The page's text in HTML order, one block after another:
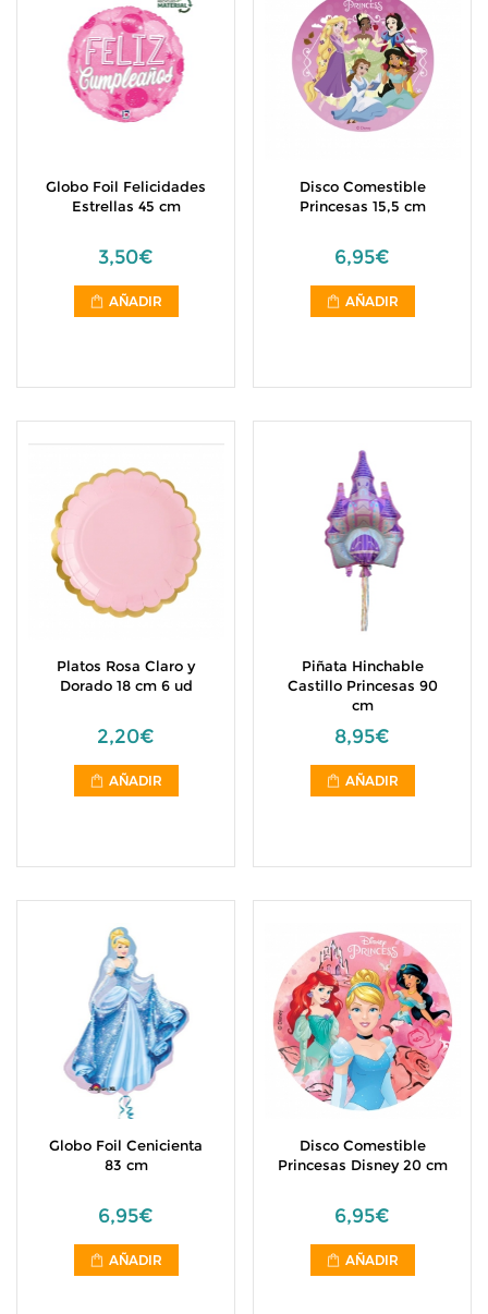
Globo Foil Felicidades
Estrellas 45 cm
3,50€
AÑADIR
Disco Comestible
Princesas 15,5 cm
6,95€
AÑADIR
Platos Rosa Claro y
Dorado 18 cm 6 ud
2,20€
AÑADIR
Piñata Hinchable
Castillo Princesas 90
cm
8,95€
AÑADIR
Globo Foil Cenicienta
83 cm
6,95€
AÑADIR
Disco Comestible
Princesas Disney 20 cm
6,95€
AÑADIR